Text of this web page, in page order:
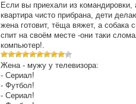
Если вы приехали из командировки,
квартира чисто прибрана, дети
жена готовит, тёща вяжет, а собака
спит на своём месте -они таки
компьютер!.
Жена - мужу у телевизора:
- Сериал!
- Футбол!
- Сериал!